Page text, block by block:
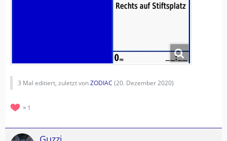
3 Mal editiert, zuletzt vonZODIAC (20. Dezember 2020)
1